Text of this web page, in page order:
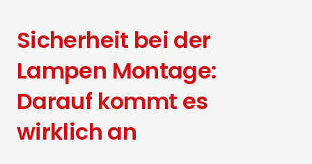
Sicherheit bei der
Lampen Montage:
Darauf kommt es
wirklich an